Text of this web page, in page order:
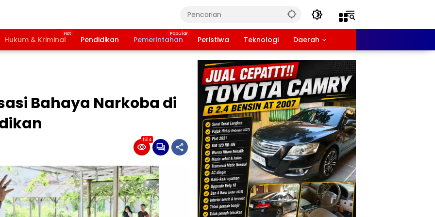
Hukum & Kriminal Pendidikan Pemerintahan Peristiwa Teknologi Daerah
Bahaya Narkoba di
1614